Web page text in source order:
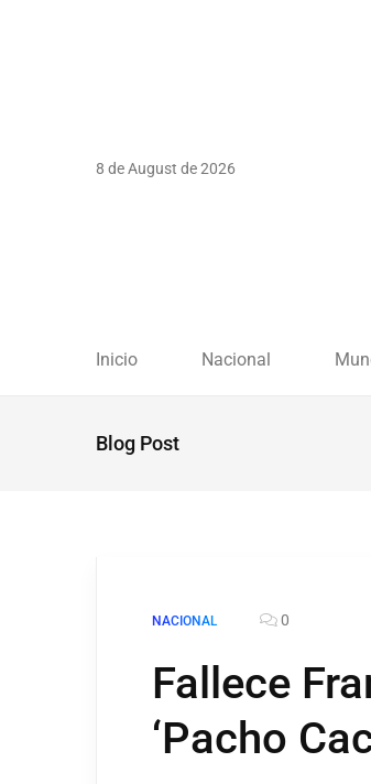
8 de August de 2026
Inicio Nacional
Blog Post
NACIONAL 0
Fallece
‘Pacho